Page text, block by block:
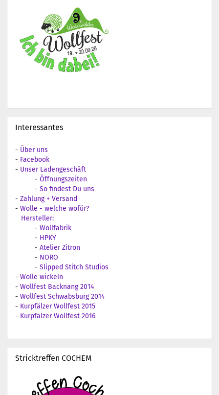
Interessantes
- Über uns
- Facebook
- Unser Ladengeschäft
- Öffnungszeiten
- So findest Du uns
- Zahlung + Versand
- Wolle - welche wofür?
Hersteller:
- Wollfabrik
- HPKY
- Atelier Zitron
- NORO
- Slipped Stitch Studios
- Wolle wickeln
- Wollfest Backnang 2014
- Wollfest Schwabsburg 2014
- Kurpfälzer Wollfest 2015
- Kurpfälzer Wollfest 2016
Stricktreffen COCHEM